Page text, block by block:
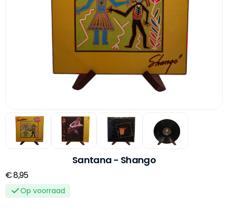
Santana - Shango
€ 8,95
Op voorraad